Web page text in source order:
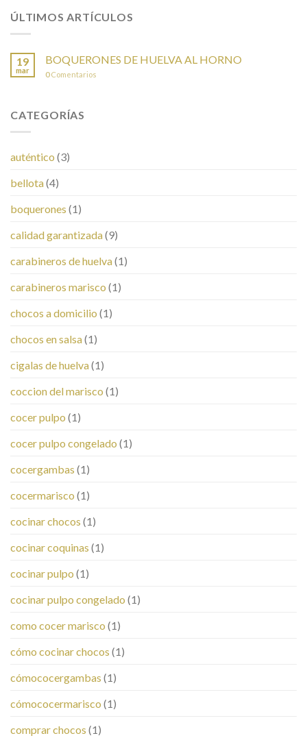
ÚLTIMOS ARTÍCULOS
19
mar
BOQUERONES DE HUELVA AL HORNO
0Comentarios
CATEGORÍAS
auténtico (3)
bellota(4)
boquerones (1)
calidad garantizada(9)
carabineros de huelva(1)
carabineros marisco (1)
chocos a domicilio (1)
chocos en salsa(1)
cigalas de huelva(1)
coccion del marisco (1)
cocer pulpo (1)
cocer pulpo congelado (1)
cocergambas (1)
cocermarisco (1)
cocinar chocos (1)
cocinar coquinas (1)
cocinar pulpo (1)
cocinar pulpo congelado (1)
como cocer marisco (1)
cómo cocinar chocos (1)
cómococergambas (1)
cómococermarisco (1)
comprar chocos (1)